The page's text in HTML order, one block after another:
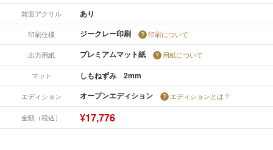
前面アクリル あり
印刷仕様 ジークレー印刷 印刷について
出力用紙 プレミアムマット紙 用紙について
マット しもねずみ 2mm
エディション オープンエディション エディションとは？
金額（税込） ¥17,776